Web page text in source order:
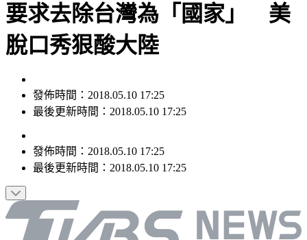
要求去除台灣為「國家」 美
脫口秀狠酸大陸
發佈時間：2018.05.10 17:25
最後更新時間：2018.05.10 17:25
發佈時間： 2018.05.10 17:25
最後更新時間： 2018.05.10 17:25